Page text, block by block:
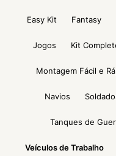
Easy Kit Fantasy
Jogos Kit
Montagem Fácil e
Navios
Tanques de
Veículos de Trabalho